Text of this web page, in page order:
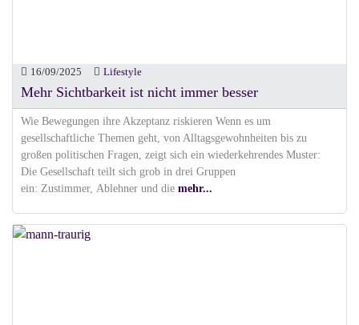
16/09/2025 Lifestyle
Mehr Sichtbarkeit ist nicht immer besser
Wie Bewegungen ihre Akzeptanz riskieren Wenn es um
gesellschaftliche Themen geht, von Alltagsgewohnheiten bis zu
großen politischen Fragen, zeigt sich ein wiederkehrendes Muster:
Die Gesellschaft teilt sich grob in drei Gruppen
ein: Zustimmer, Ablehner und die mehr...